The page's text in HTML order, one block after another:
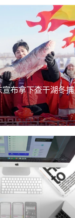
布拿下查干湖冬